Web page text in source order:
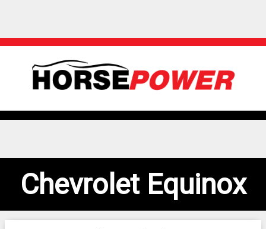
Chevrolet Equinox